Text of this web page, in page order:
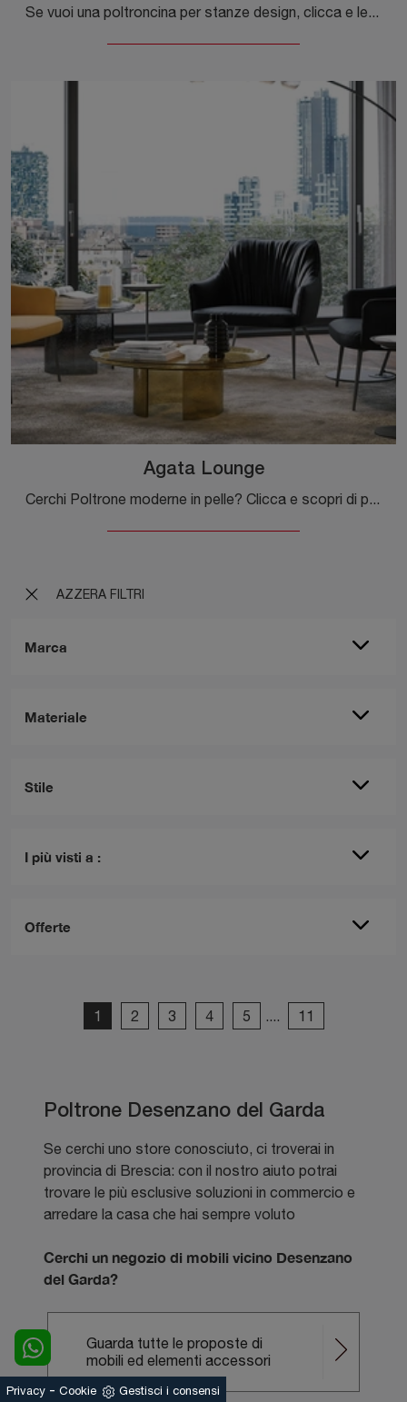
AZZERA FILTRI
Marca
Materiale
Stile
I più visti a :
Offerte
Se vuoi una poltroncina per stanze design, clicca e leggi di più sul modello Criss Cross in tessuto della marca Valentini.
Agata Lounge
Cerchi Poltrone moderne in pelle? Clicca e scopri di più sul modello Agata Lounge di Tonin Casa.
1 2 3 4 5 .... 11
Poltrone Desenzano del Garda
Se cerchi uno store conosciuto, ci troverai in
provincia di Brescia: con il nostro aiuto potrai
trovare le più esclusive soluzioni in commercio e
arredare la casa che hai sempre voluto
Cerchi un negozio di mobili vicino Desenzano
del Garda?
Guarda tutte le proposte di
mobili ed elementi accessori
Privacy - Cookie Gestisci i consensi